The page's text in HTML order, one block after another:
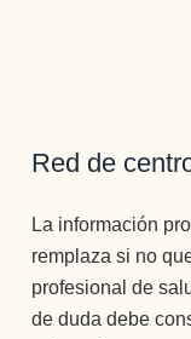
Red de
La información
remplaza si no
profesional de
de duda debe